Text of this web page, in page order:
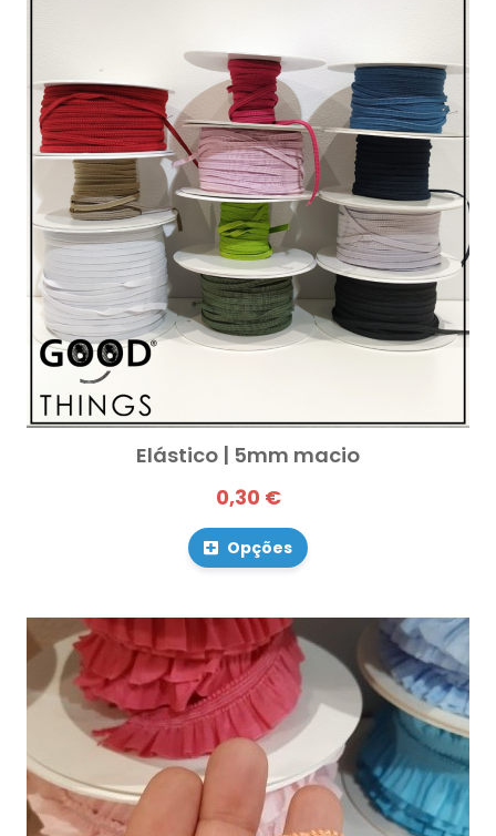
Elástico | 5mm macio
0,30 €
Opções